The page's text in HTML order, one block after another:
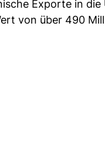
Exporte in
von über 490